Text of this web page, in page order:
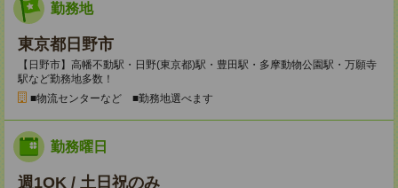
勤務地
東京都日野市
【日野市】高幡不動駅・日野(東京都)駅・豊田駅・多摩動物公園駅・万願寺
駅など勤務地多数！
■物流センターなど ■勤務地選べます
勤務曜日
週1OK / 土日祝のみ